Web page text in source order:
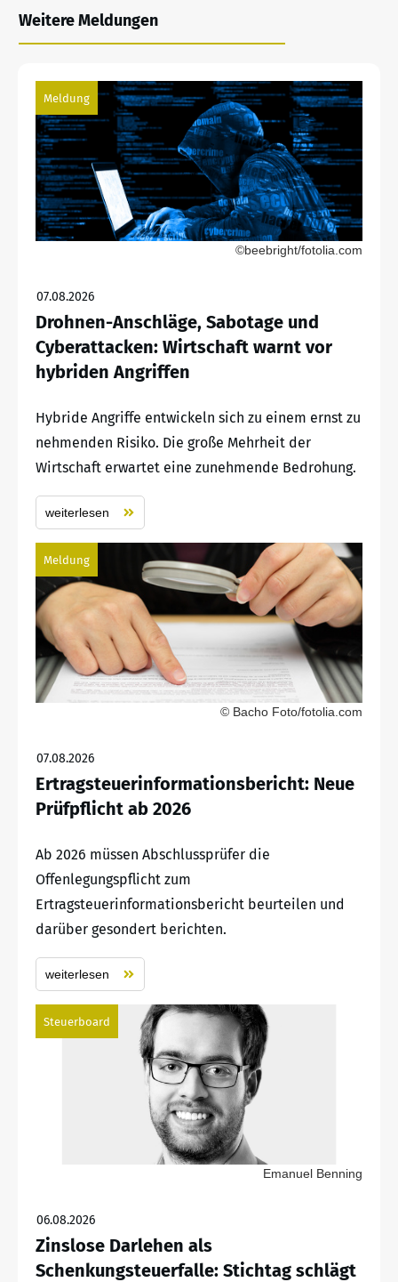
Weitere Meldungen
Meldung
©beebright/fotolia.com
07.08.2026
Drohnen-Anschläge, Sabotage und
Cyberattacken: Wirtschaft warnt vor
hybriden Angriffen
Hybride Angriffe entwickeln sich zu einem ernst zu
nehmenden Risiko. Die große Mehrheit der
Wirtschaft erwartet eine zunehmende Bedrohung.
weiterlesen
Meldung
© Bacho Foto/fotolia.com
07.08.2026
Ertragsteuerinformationsbericht: Neue
Prüfpflicht ab 2026
Ab 2026 müssen Abschlussprüfer die
Offenlegungspflicht zum
Ertragsteuerinformationsbericht beurteilen und
darüber gesondert berichten.
weiterlesen
Steuerboard
Emanuel Benning
06.08.2026
Zinslose Darlehen als
Schenkungsteuerfalle: Stichtag schlägt